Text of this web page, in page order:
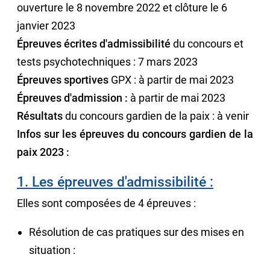
ouverture le 8 novembre 2022 et clôture le 6
janvier 2023
Épreuves écrites d'admissibilité du concours et
tests psychotechniques : 7 mars 2023
Épreuves sportives GPX : à partir de mai 2023
Épreuves d'admission : à partir de mai 2023
Résultatsdu concours gardien de la paix : à venir
Infos sur les épreuves du concours gardien de la
paix 2023 :
1. Les épreuves d'admissibilité :
Elles sont composées de 4 épreuves :
Résolution de cas pratiques sur des mises en
situation :